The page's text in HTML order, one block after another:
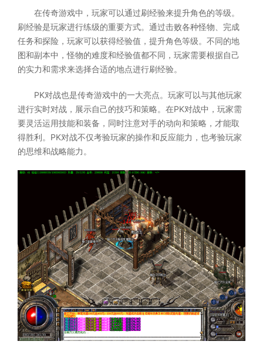
在传奇游戏中，玩家可以通过刷经验来提升角色的等级。
刷经验是玩家进行练级的重要方式。通过击败各种怪物、完成
任务和探险，玩家可以获得经验值，提升角色等级。不同的地
图和副本中，怪物的难度和经验值都不同，玩家需要根据自己
的实力和需求来选择合适的地点进行刷经验。
PK对战也是传奇游戏中的一大亮点。玩家可以与其他玩家
进行实时对战，展示自己的技巧和策略。在PK对战中，玩家需
要灵活运用技能和装备，同时注意对手的动向和策略，才能取
得胜利。PK对战不仅考验玩家的操作和反应能力，也考验玩家
的思维和战略能力。